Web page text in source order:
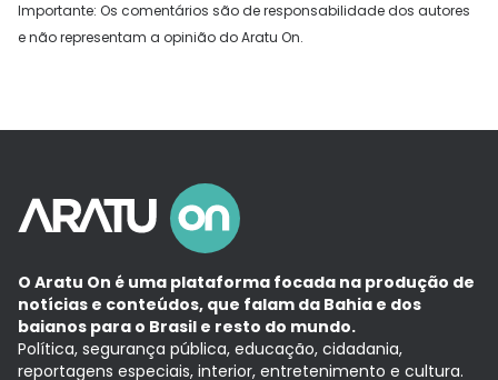
Importante: Os comentários são de responsabilidade dos autores
e não representam a opinião do Aratu On.
O Aratu On é uma plataforma focada na produção de
notícias e conteúdos, que falam da Bahia e dos
baianos para o Brasil e resto do mundo.
Política, segurança pública, educação, cidadania,
reportagens especiais, interior, entretenimento e cultura.